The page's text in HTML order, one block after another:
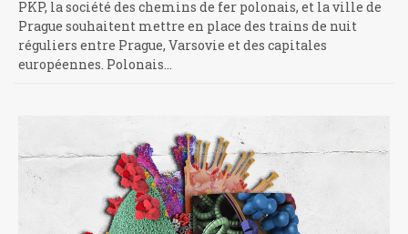
PKP, la société des chemins de fer polonais, et la ville de
Prague souhaitent mettre en place des trains de nuit
réguliers entre Prague, Varsovie et des capitales
européennes. Polonais…